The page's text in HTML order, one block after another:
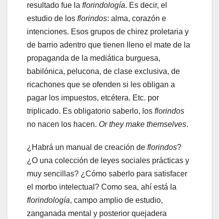
resultado fue la florindología. Es decir, el
estudio de los florindos: alma, corazón e
intenciones. Esos grupos de chirez proletaria y
de barrio adentro que tienen lleno el mate de la
propaganda de la mediática burguesa,
babilónica, pelucona, de clase exclusiva, de
ricachones que se ofenden si les obligan a
pagar los impuestos, etcétera. Etc. por
triplicado. Es obligatorio saberlo, los florindos
no nacen los hacen. Or they make themselves.
¿Habrá un manual de creación de florindos?
¿O una colección de leyes sociales prácticas y
muy sencillas? ¿Cómo saberlo para satisfacer
el morbo intelectual? Como sea, ahí está la
florindología, campo amplio de estudio,
zanganada mental y posterior quejadera